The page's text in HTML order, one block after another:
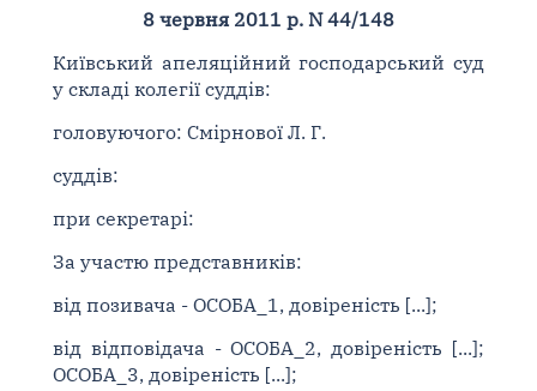
8 червня 2011 р. N 44/148
Київський апеляційний господарський суд
у складі колегії суддів:
головуючого: Смірнової Л. Г.
суддів:
при секретарі:
За участю представників:
від позивача - ОСОБА_1, довіреність [...];
від відповідача - ОСОБА_2, довіреність [...];
ОСОБА_3, довіреність [...];